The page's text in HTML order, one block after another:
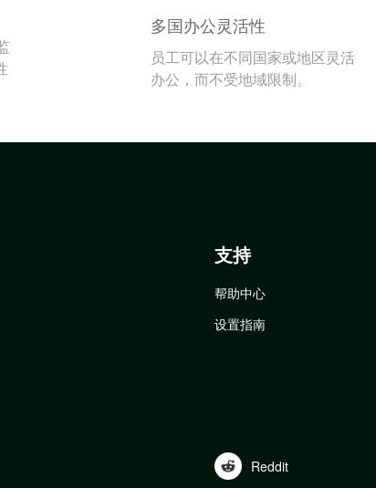
多国办公灵活性
员工可以在不同国家或地区灵活
办公，而不受地域限制。
支持
帮助中心
设置指南
Reddit